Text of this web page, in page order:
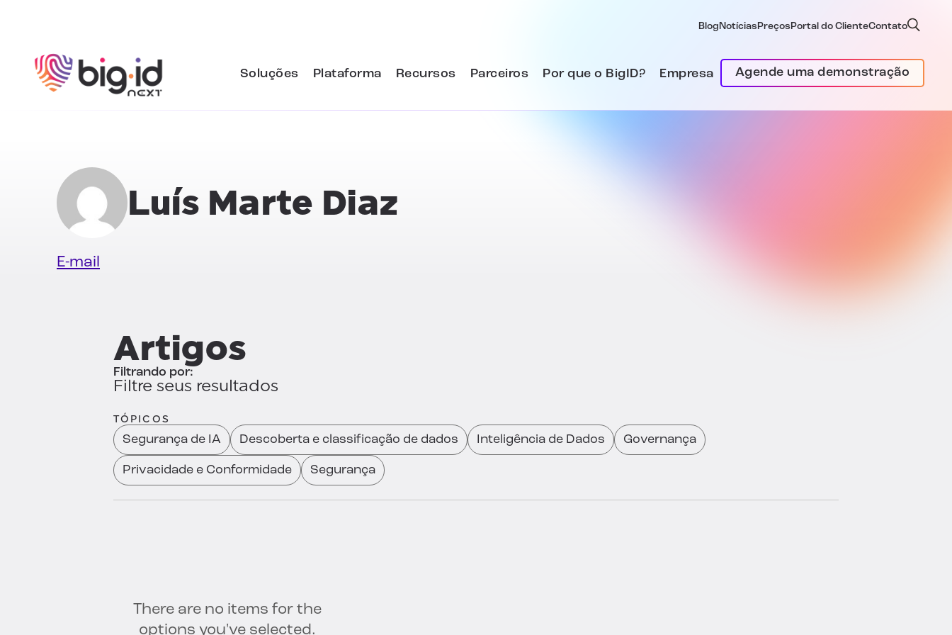
Blog Notícias Preços Portal do ClienteContato
Soluções Plataforma Recursos Parceiros Por que o BigID? Empresa Agende uma demonstração
Luís Marte Diaz
E-mail
Artigos
Filtrando por:
Filtre seus resultados
TÓPICOS
Segurança de IA Descoberta e classificação de dados Inteligência de Dados Governança
Privacidade e Conformidade Segurança
There are no items for the
options you've selected.